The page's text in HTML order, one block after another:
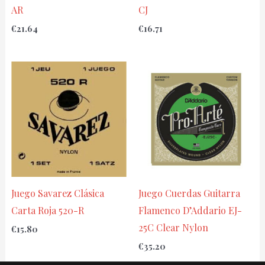
AR
€21.64
CJ
€16.71
Juego Savarez Clásica
Carta Roja 520-R
€15.80
Juego Cuerdas Guitarra
Flamenco D’Addario EJ-
25C Clear Nylon
€35.20